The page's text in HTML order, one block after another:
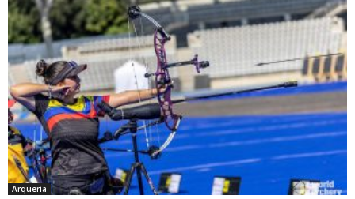
Arquería